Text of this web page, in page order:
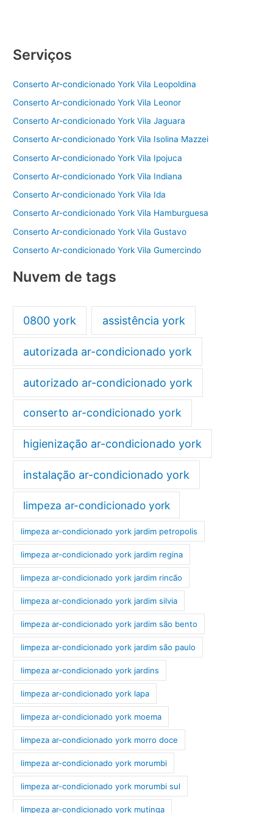
Serviços
Conserto Ar-condicionado York Vila Leopoldina
Conserto Ar-condicionado York Vila Leonor
Conserto Ar-condicionado York Vila Jaguara
Conserto Ar-condicionado York Vila Isolina Mazzei
Conserto Ar-condicionado York Vila Ipojuca
Conserto Ar-condicionado York Vila Indiana
Conserto Ar-condicionado York Vila Ida
Conserto Ar-condicionado York Vila Hamburguesa
Conserto Ar-condicionado York Vila Gustavo
Conserto Ar-condicionado York Vila Gumercindo
Nuvem de tags
0800 york assistência york
autorizada ar-condicionado york
autorizado ar-condicionado york
conserto ar-condicionado york
higienização ar-condicionado york
instalação ar-condicionado york
limpeza ar-condicionado york
limpeza ar-condicionado york jardim petropolis
limpeza ar-condicionado york jardim regina
limpeza ar-condicionado york jardim rincão
limpeza ar-condicionado york jardim silvia
limpeza ar-condicionado york jardim são bento
limpeza ar-condicionado york jardim são paulo
limpeza ar-condicionado york jardins
limpeza ar-condicionado york lapa
limpeza ar-condicionado york moema
limpeza ar-condicionado york morro doce
limpeza ar-condicionado york morumbi
limpeza ar-condicionado york morumbi sul
limpeza ar-condicionado york mutinga